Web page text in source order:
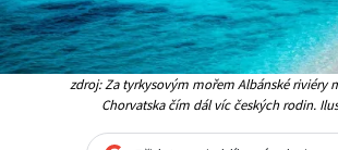
zdroj: Za tyrkysovým mořem Albánské riviéry
Chorvatska čím dál víc českých rodin.